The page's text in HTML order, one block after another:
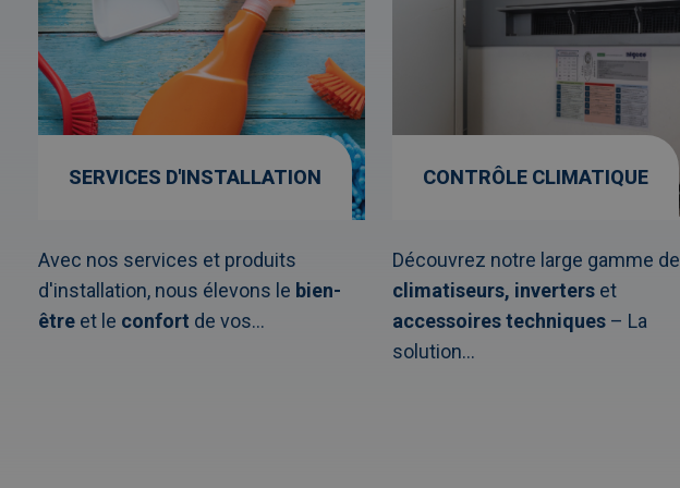
SERVICES D'INSTALLATION
Avec nos services et produits
d'installation, nous élevons le bien-
être et le confort de vos...
CONTRÔLE CLIMATIQUE
Découvrez notre large gamme de
climatiseurs, inverterset
accessoires techniques– La
solution...